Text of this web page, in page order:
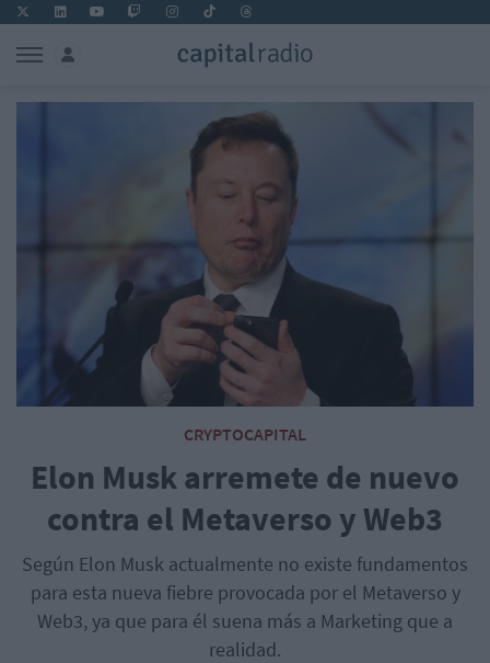
CRYPTOCAPITAL
Elon Musk arremete de nuevo
contra el Metaverso y Web3
Según Elon Musk actualmente no existe fundamentos
para esta nueva fiebre provocada por el Metaverso y
Web3, ya que para él suena más a Marketing que a
realidad.